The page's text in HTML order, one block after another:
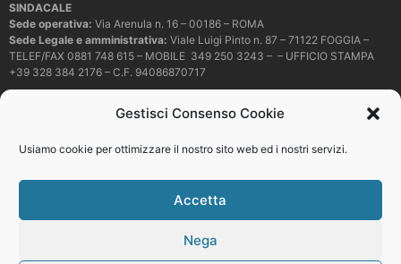
Gestisci Consenso Cookie
Usiamo cookie per ottimizzare il nostro sito web ed i nostri servizi.
Accetta
Nega
SINDACALE
Sede operativa: Via Arenula n. 16 – 00186 – ROMA
Sede Legale e amministrativa: Viale Luigi Pinto n. 87 – 71122 FOGGIA –
TELEF/FAX 0881 748 615 – MOBILE 349 250 3243 – – UFFICIO STAMPA
+39 328 384 2176 – C.F. 94086870717
dirigentiscuola@pec.it
copiare o riprodurre in alcun modo i contenuti presenti in questo sito se non